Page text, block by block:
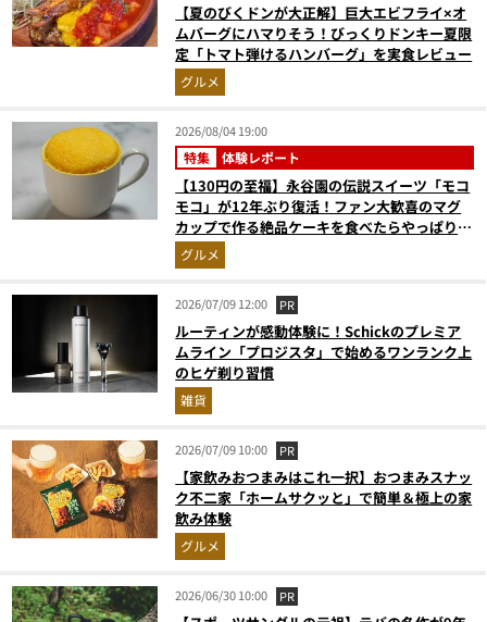
【夏のびくドンが大正解】巨大エビフライ×オ
ムバーグにハマりそう！びっくりドンキー夏限
定「トマト弾けるハンバーグ」を実食レビュー
グルメ
2026/08/04 19:00
特集 体験レポート
【130円の至福】永谷園の伝説スイーツ「モコ
モコ」が12年ぶり復活！ファン大歓喜のマグ
カップで作る絶品ケーキを食べたらやっぱり最
高にウマかった
グルメ
2026/07/09 12:00 PR
ルーティンが感動体験に！Schickのプレミア
ムライン「プロジスタ」で始めるワンランク上
のヒゲ剃り習慣
雑貨
2026/07/09 10:00 PR
【家飲みおつまみはこれ一択】おつまみスナッ
ク不二家「ホームサクッと」で簡単＆極上の家
飲み体験
グルメ
2026/06/30 10:00 PR